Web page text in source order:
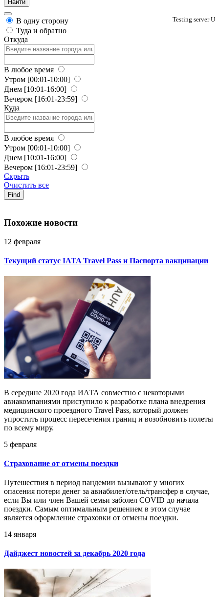
Testing server U
В одну сторону
Туда и обратно
Откуда
В любое время
Утром [00:01-10:00]
Днем [10:01-16:00]
Вечером [16:01-23:59]
Куда
В любое время
Утром [00:01-10:00]
Днем [10:01-16:00]
Вечером [16:01-23:59]
Скрыть
Очистить все
Find
Похожие новости
12 февраля
Текущий статус IATA Travel Pass и Паспорта вакцинации
В середине 2020 года ИАТА совместно с некоторыми
авиакомпаниями приступило к разработке плана внедрения
медицинского проездного Travel Pass, который должен
упростить процесс пересечения границ и возобновить полеты
по всему миру.
5 февраля
Страхование от отмены поездки
Путешествия в период пандемии вызывают у многих
опасения потери денег за авиабилет/отель/трансфер в случае,
если Вы или член Вашей семьи заболел COVID до начала
поездки. Самым оптимальным решением в этом случае
является оформление страховки от отмены поездки.
14 января
Дайджест новостей за декабрь 2020 года